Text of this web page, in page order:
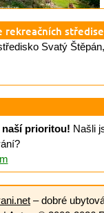
rekreačních
Svatý
naší prioritou! Našli
– dobré